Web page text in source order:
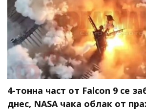
4-тонна част от Falcon 9 се
днес, NASA чака облак от